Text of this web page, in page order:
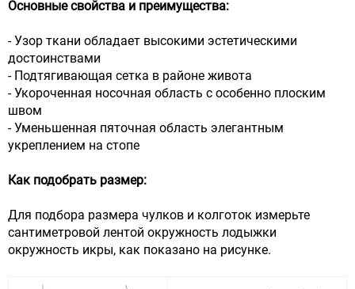
Основные свойства и преимущества:
- Узор ткани обладает высокими эстетическими
достоинствами
- Подтягивающая сетка в районе живота
- Укороченная носочная область с особенно плоским
швом
- Уменьшенная пяточная область элегантным
укреплением на стопе
Как подобрать размер:
Для подбора размера чулков и колготок измерьте
сантиметровой лентой окружность лодыжки
окружность икры, как показано на рисунке.